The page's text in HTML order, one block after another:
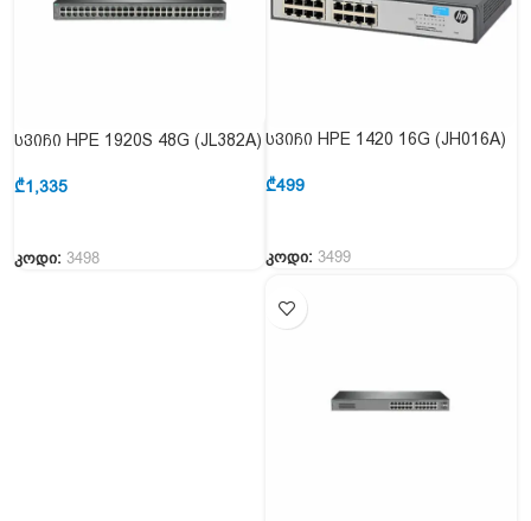
სვიჩი HPE 1420 16G (JH016A)
₾499
კოდი: 3499
სვიჩი HPE 1920S 48G (JL382A)
₾1,335
კოდი: 3498